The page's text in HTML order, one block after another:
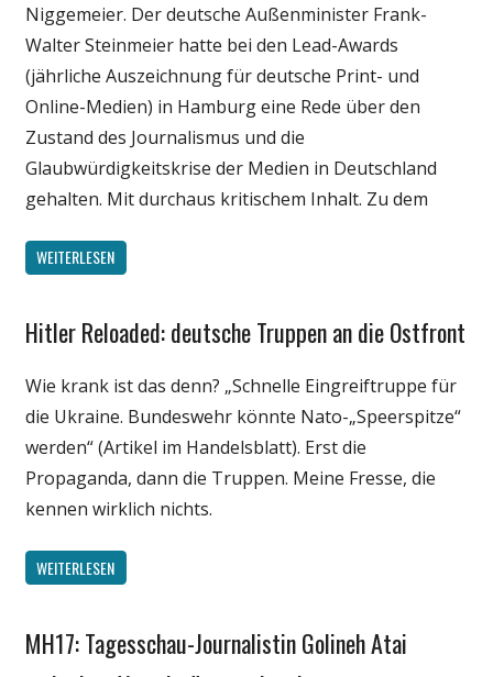
Niggemeier. Der deutsche Außenminister Frank-
Walter Steinmeier hatte bei den Lead-Awards
(jährliche Auszeichnung für deutsche Print- und
Online-Medien) in Hamburg eine Rede über den
Zustand des Journalismus und die
Glaubwürdigkeitskrise der Medien in Deutschland
gehalten. Mit durchaus kritischem Inhalt. Zu dem
WEITERLESEN
Gesellschaft
Medien
Politik
Hitler Reloaded: deutsche Truppen an die Ostfront
Wie krank ist das denn? „Schnelle Eingreiftruppe für
die Ukraine. Bundeswehr könnte Nato-„Speerspitze“
werden“ (Artikel im Handelsblatt). Erst die
Propaganda, dann die Truppen. Meine Fresse, die
kennen wirklich nichts.
WEITERLESEN
Gesellschaft
Internet
MH17: Tagesschau-Journalistin Golineh Atai